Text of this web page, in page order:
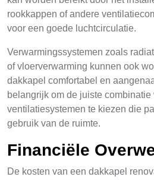
rookkappen of andere
voor een goede luchtcirculatie.
Verwarmingssystemen zoals
of vloerverwarming kunnen ook
dakkapel comfortabel en
belangrijk om de juiste
ventilatiesystemen te kiezen die
gebruik van de ruimte.
Financiële
De kosten van een dakkapel